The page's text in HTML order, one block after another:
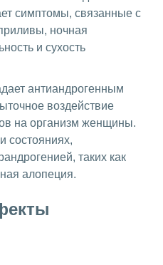
симптомы, связанные с
ночная
и сухость
антиандрогенным
воздействие
на организм женщины.
состояниях,
таких как
алопеция.